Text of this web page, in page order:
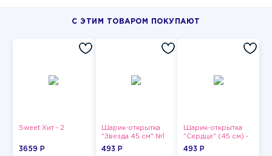
С ЭТИМ ТОВАРОМ ПОКУПАЮТ
Sweet Хит - 2
3659 P
Шарик-открытка
"Звезда 45 см" №1
493 P
Шарик-открытка
"Сердце" (45 см) -
2
493 P